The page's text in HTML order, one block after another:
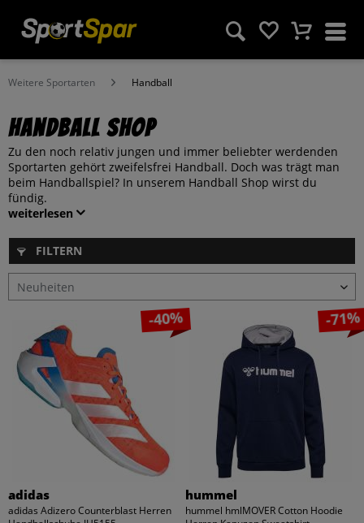
Weitere Sportarten Handball
Handball Shop
Zu den noch relativ jungen und immer beliebter werdenden
Sportarten gehört zweifelsfrei Handball. Doch was trägt man
beim Handballspiel? In unserem Handball Shop wirst du
fündig.
weiterlesen
FILTERN
-40%
adidas
adidas Adizero Counterblast Herren
-71%
hummel
hummel hmlMOVER Cotton Hoodie